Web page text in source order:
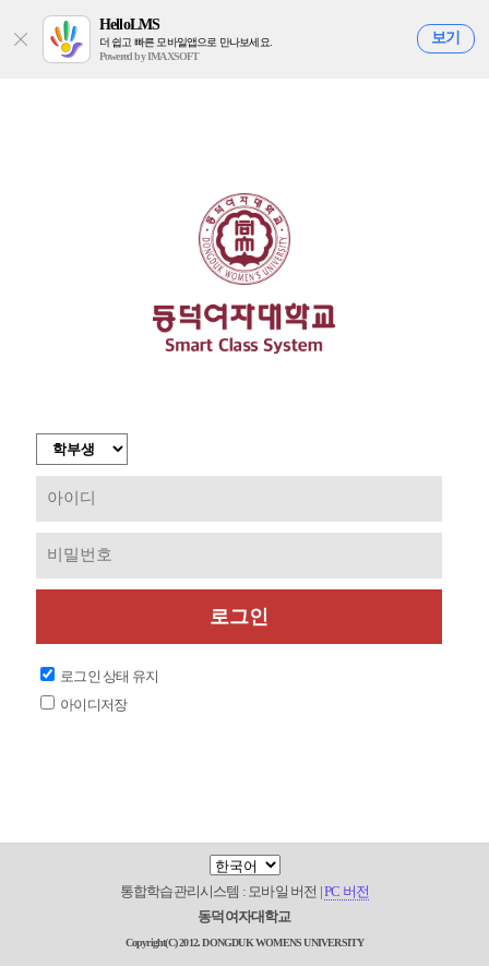
HelloLMS
더 쉽고 빠른 모바일앱으로 만나보세요.
Powered by IMAXSOFT
보기
로그인
로그인 상태 유지
아이디저장
통합학습관리시스템 : 모바일 버전 |PC 버전
동덕여자대학교
Copyright(C) 2012. DONGDUK WOMENS UNIVERSITY